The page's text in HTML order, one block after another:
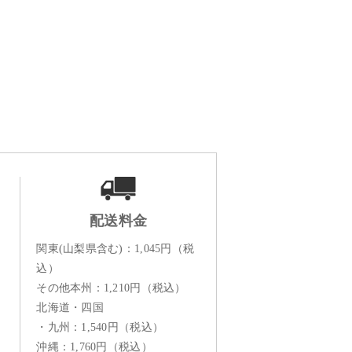
配送料金
関東(山梨県含む)：1,045円（税
込）
その他本州：1,210円（税込）
北海道・四国
・九州：1,540円（税込）
沖縄：1,760円（税込）